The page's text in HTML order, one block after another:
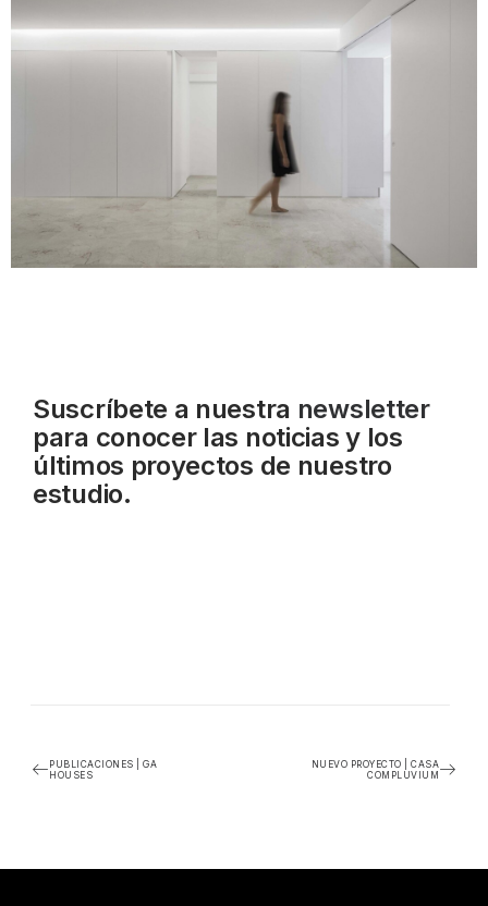
Suscríbete a nuestra newsletter
para conocer las noticias y los
últimos proyectos de nuestro
estudio.
PUBLICACIONES | GA
HOUSES
NUEVO PROYECTO | CASA
COMPLUVIUM